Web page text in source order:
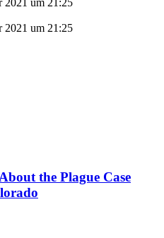
2021 um 21:25
2021 um 21:25
the Plague Case